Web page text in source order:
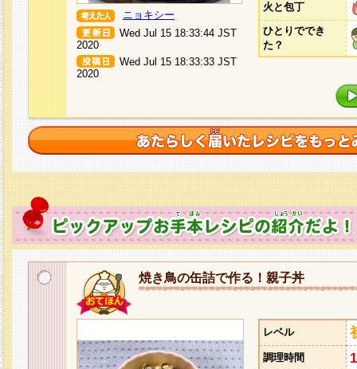
ニョキシー
Wed Jul 15 18:33:44 JST
2020
Wed Jul 15 18:33:33 JST
2020
火と包丁
ひとりででき
た？
焼き鳥の缶詰で作る！親子丼
レベル
調理時間